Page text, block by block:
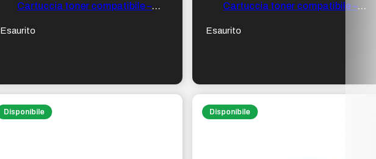
Cartuccia toner compatibile –
Esaurito
Cartuccia toner compatibile –
Esaurito
Disponibile Disponibile